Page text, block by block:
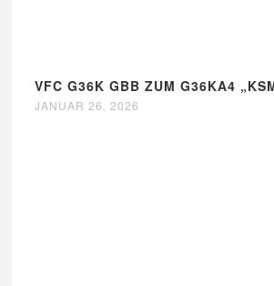
VFC G36K GBB ZUM G36KA4
JANUAR 26, 2026